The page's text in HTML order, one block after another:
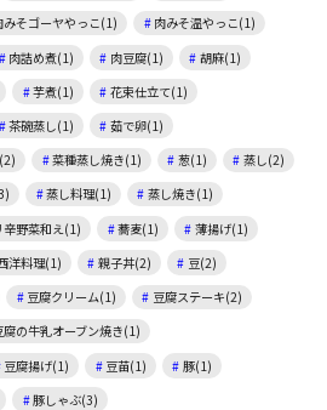
みそゴーヤやっこ(1)
肉みそ温やっこ(1)
肉詰め煮(1) 肉豆腐(1)
胡麻(1)
芋煮(1)
花束仕立て(1)
茶碗蒸し(1)
茹で卵(1)
菜種蒸し焼き(1) 葱(1)
蒸し(2)
蒸し料理(1)
蒸し焼き(1)
野菜和え(1) 蕎麦(1)
薄揚げ(1)
洋料理(1) 親子丼(2)
豆(2)
豆腐クリーム(1)
豆腐ステーキ(2)
腐の牛乳オーブン焼き(1)
豆腐揚げ(1) 豆苗(1)
豚(1)
豚しゃぶ(3)